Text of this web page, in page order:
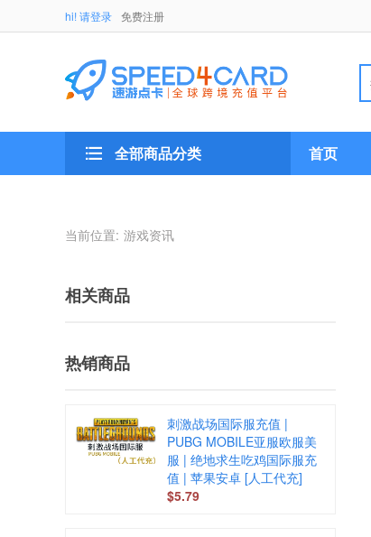
hi! 请登录 免费注册
全部商品分类 首页
当前位置: 游戏资讯
相关商品
热销商品
刺激战场国际服充值 |
PUBG MOBILE亚服欧服美
服 | 绝地求生吃鸡国际服充
值 | 苹果安卓 [人工代充]
$5.79